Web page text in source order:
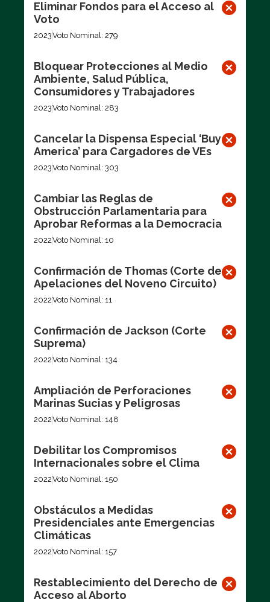
Eliminar Fondos para el Acceso al
Voto
2023Voto Nominal: 279
Bloquear Protecciones al Medio
Ambiente, Salud Pública,
Consumidores y Trabajadores
2023Voto Nominal: 283
Cancelar la Dispensa Especial ‘Buy
America’ para Cargadores de VEs
2023Voto Nominal: 303
Cambiar las Reglas de
Obstrucción Parlamentaria para
Aprobar Reformas a la Democracia
2022Voto Nominal: 10
Confirmación de Thomas (Corte de
Apelaciones del Noveno Circuito)
2022Voto Nominal: 11
Confirmación de Jackson (Corte
Suprema)
2022Voto Nominal: 134
Ampliación de Perforaciones
Marinas Sucias y Peligrosas
2022Voto Nominal: 148
Debilitar los Compromisos
Internacionales sobre el Clima
2022Voto Nominal: 150
Obstáculos a Medidas
Presidenciales ante Emergencias
Climáticas
2022Voto Nominal: 157
Restablecimiento del Derecho de
Acceso al Aborto